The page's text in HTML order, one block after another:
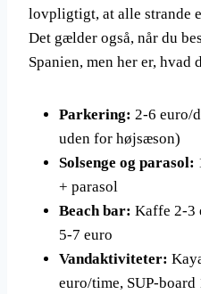
lovpligtigt, at alle strande
Det gælder også, når du
Spanien, men her er,
Parkering: 2-6 euro/
uden for højsæson)
Solsenge og parasol:
+ parasol
Beach bar: Kaffe 2-3
5-7 euro
Vandaktiviteter:
euro/time, SUP-